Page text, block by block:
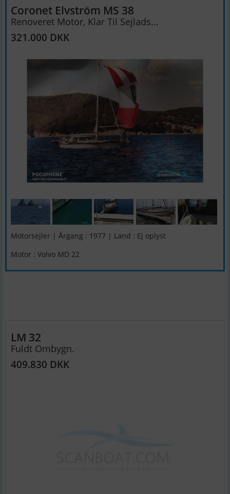
Coronet Elvström MS 38
Renoveret Motor, Klar Til Sejlads...
321.000 DKK
Motorsejler | Årgang : 1977 | Land : Ej oplyst
Motor : Volvo MD 22
LM 32
Fuldt Ombygn.
409.830 DKK